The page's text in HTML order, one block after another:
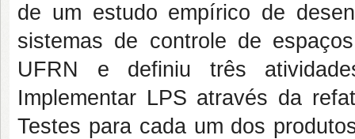
de um estudo empírico de
sistemas de controle de
UFRN e definiu três
Implementar LPS através da
Testes para cada um dos